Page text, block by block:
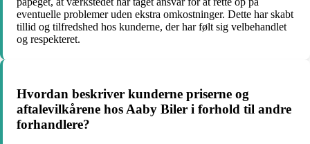
eventuelle problemer uden ekstra omkostninger. Dette har skabt
tillid og tilfredshed hos kunderne, der har følt sig velbehandlet
og respekteret.
Hvordan beskriver kunderne priserne og
aftalevilkårene hos Aaby Biler i forhold til andre
forhandlere?